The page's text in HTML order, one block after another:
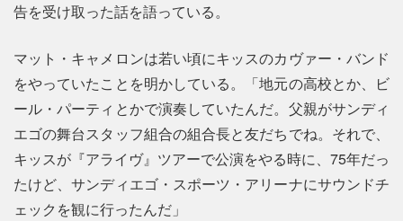
告を受け取った話を語っている。
マット・キャメロンは若い頃にキッスのカヴァー・バンド
をやっていたことを明かしている。「地元の高校とか、ビ
ール・パーティとかで演奏していたんだ。父親がサンディ
エゴの舞台スタッフ組合の組合長と友だちでね。それで、
キッスが『アライヴ』ツアーで公演をやる時に、75年だっ
たけど、サンディエゴ・スポーツ・アリーナにサウンドチ
ェックを観に行ったんだ」